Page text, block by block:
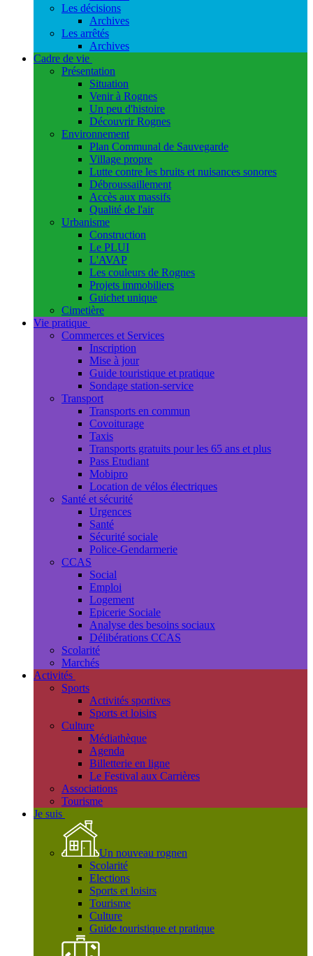
Les décisions
Archives
Les arrêtés
Archives
Cadre de vie
Présentation
Situation
Venir à Rognes
Un peu d'histoire
Découvrir Rognes
Environnement
Plan Communal de Sauvegarde
Village propre
Lutte contre les bruits et nuisances sonores
Débroussaillement
Accès aux massifs
Qualité de l'air
Urbanisme
Construction
Le PLUI
L'AVAP
Les couleurs de Rognes
Projets immobiliers
Guichet unique
Cimetière
Vie pratique
Commerces et Services
Inscription
Mise à jour
Guide touristique et pratique
Sondage station-service
Transport
Transports en commun
Covoiturage
Taxis
Transports gratuits pour les 65 ans et plus
Pass Etudiant
Mobipro
Location de vélos électriques
Santé et sécurité
Urgences
Santé
Sécurité sociale
Police-Gendarmerie
CCAS
Social
Emploi
Logement
Epicerie Sociale
Analyse des besoins sociaux
Délibérations CCAS
Scolarité
Marchés
Activités
Sports
Activités sportives
Sports et loisirs
Culture
Médiathèque
Agenda
Billetterie en ligne
Le Festival aux Carrières
Associations
Tourisme
Je suis
Un nouveau rognen
Scolarité
Elections
Sports et loisirs
Tourisme
Culture
Guide touristique et pratique